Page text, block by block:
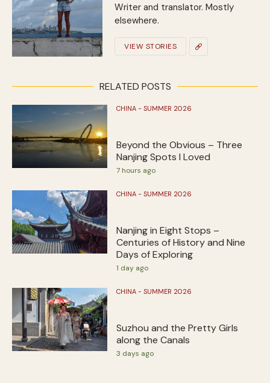
Writer and translator. Mostly
elsewhere.
VIEW STORIES
RELATED POSTS
CHINA - SUMMER 2026
Beyond the Obvious – Three
Nanjing Spots I Loved
7 hours ago
CHINA - SUMMER 2026
Nanjing in Eight Stops –
Centuries of History and Nine
Days of Exploring
1 day ago
CHINA - SUMMER 2026
Suzhou and the Pretty Girls
along the Canals
3 days ago